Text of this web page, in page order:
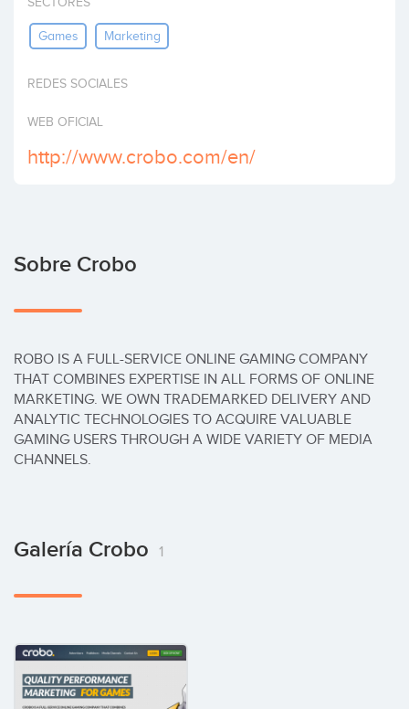
Games Marketing
REDES SOCIALES
WEB OFICIAL
http://www.crobo.com/en/
Sobre Crobo
ROBO IS A FULL-SERVICE ONLINE GAMING COMPANY
THAT COMBINES EXPERTISE IN ALL FORMS OF ONLINE
MARKETING. WE OWN TRADEMARKED DELIVERY AND
ANALYTIC TECHNOLOGIES TO ACQUIRE VALUABLE
GAMING USERS THROUGH A WIDE VARIETY OF MEDIA
CHANNELS.
Galería Crobo 1